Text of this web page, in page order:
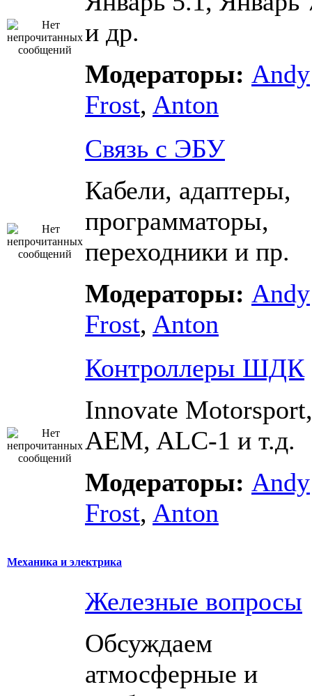
и др.
Модераторы: Andy
Frost, Anton
Связь с ЭБУ
Кабели, адаптеры,
программаторы,
переходники и пр.
Модераторы: Andy
Frost, Anton
Контроллеры ШДК
Innovate Motorsport,
AEM, ALC-1 и т.д.
Модераторы: Andy
Frost, Anton
Механика и электрика
Железные вопросы
Обсуждаем
атмосферные и